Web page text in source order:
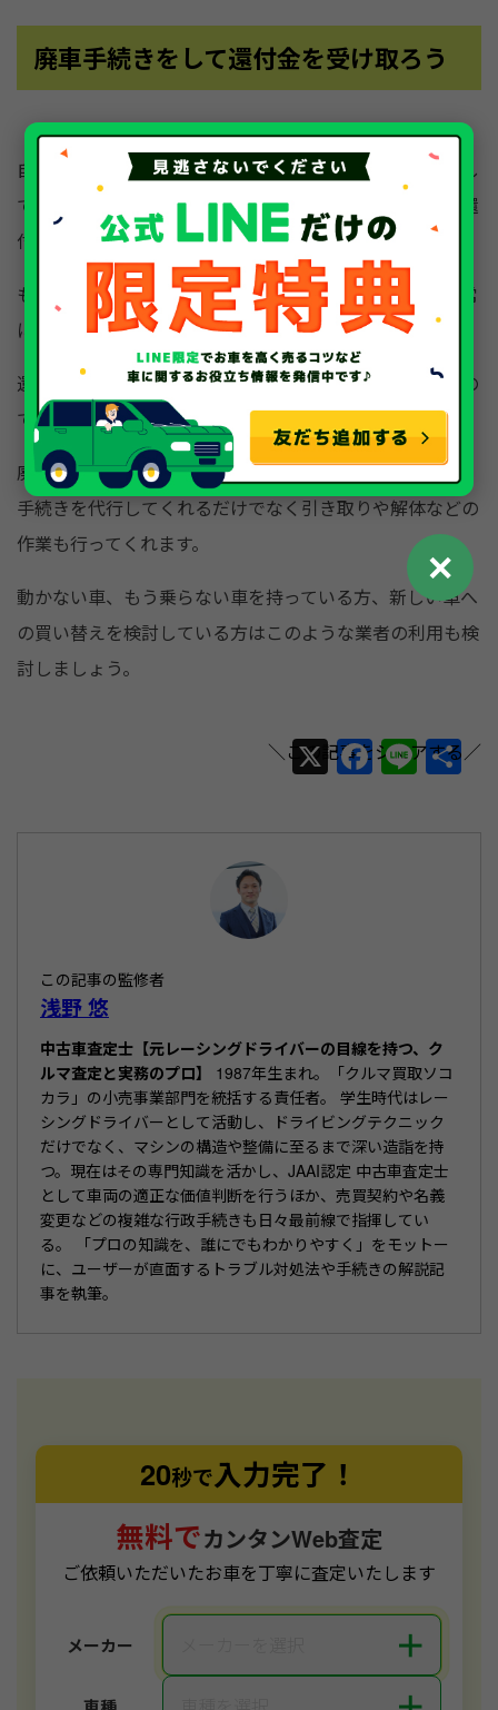
廃車手続きをして還付金を受け取ろう
自動車税を納めており自治体への税金の滞納がない、そし
て自動車税の期間内である場合は廃車の手続きをすると還
付金が戻ってきます。
もう乗っていないのに自動車税を払い続けているのは非常
にもったいないです。
還付金を受け取るためだけの特別な手続きはありませんの
で、抹消登録だけはきちんと行いましょう。
廃車にしてしまう場合は廃車買取業者などを利用すれば、
手続きを代行してくれるだけでなく引き取りや解体などの
作業も行ってくれます。
動かない車、もう乗らない車を持っている方、新しい車へ
の買い替えを検討している方はこのような業者の利用も検
討しましょう。
X F Li 共
この記事の監修者
浅野 悠
中古車査定士【元レーシングドライバーの目線を持つ、ク
ルマ査定と実務のプロ】
1987年生まれ。「クルマ買取ソコ
カラ」の小売事業部門を統括する責任者。 学生時代はレー
シングドライバーとして活動し、ドライビングテクニック
だけでなく、マシンの構造や整備に至るまで深い造詣を持
つ。現在はその専門知識を活かし、JAAI認定 中古車査定士
として車両の適正な価値判断を行うほか、売買契約や名義
変更などの複雑な行政手続きも日々最前線で指揮してい
る。 「プロの知識を、誰にでもわかりやすく」をモットー
に、ユーザーが直面するトラブル対処法や手続きの解説記
事を執筆。
20秒で入力完了！
無料でカンタンWeb査定
ご依頼いただいたお車を丁寧に査定いたします
メーカー ＋
✕